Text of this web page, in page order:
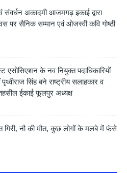
संवर्धन अकादमी आजमगढ़ इकाई द्वारा
पर सैनिक सम्मान एवं ओजस्वी कवि गोष्ठी
एसोसिएशन के नव नियुक्त पदाधिकारियों
सिंह बने राष्ट्रीय सलाहकार व
ईकाई फूलपुर अध्यक्ष
गिरी, नौ की मौत, कुछ लोगों के मलबे में फंसे